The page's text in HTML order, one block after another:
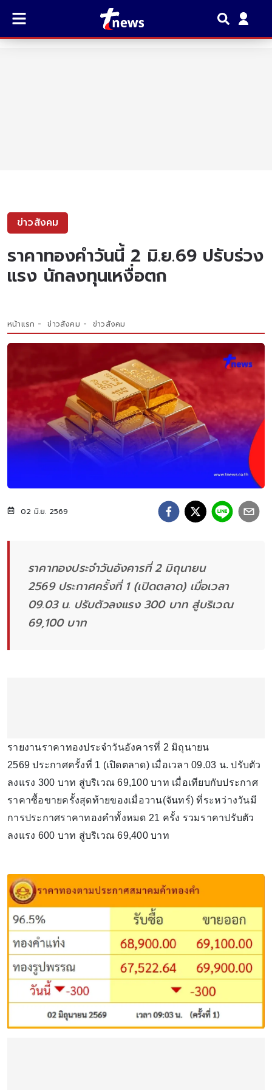
ข่าวสังคม
ราคาทองคำวันนี้ 2 มิ.ย.69 ปรับร่วง
แรง นักลงทุนเหงื่อตก
หน้าแรก ข่าวสังคม ข่าวสังคม
02 มิ.ย. 2569
ราคาทองประจำวันอังคารที่ 2 มิถุนายน
2569 ประกาศครั้งที่ 1 (เปิดตลาด) เมื่อเวลา
09.03 น. ปรับตัวลงแรง 300 บาท สู่บริเวณ
69,100 บาท
รายงานราคาทองประจำวันอังคารที่ 2 มิถุนายน
2569 ประกาศครั้งที่ 1 (เปิดตลาด) เมื่อเวลา 09.03 น. ปรับตัว
ลงแรง 300 บาท สู่บริเวณ 69,100 บาท เมื่อเทียบกับประกาศ
ราคาซื้อขายครั้งสุดท้ายของเมื่อวาน(จันทร์) ที่ระหว่างวันมี
การประกาศราคาทองคำทั้งหมด 21 ครั้ง รวมราคาปรับตัว
ลงแรง 600 บาท สู่บริเวณ 69,400 บาท